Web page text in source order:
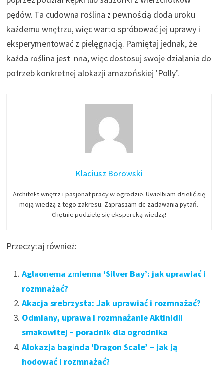
pędów. Ta cudowna roślina z pewnością doda uroku
każdemu wnętrzu, więc warto spróbować jej uprawy i
eksperymentować z pielęgnacją. Pamiętaj jednak, że
każda roślina jest inna, więc dostosuj swoje działania do
potrzeb konkretnej alokazji amazońskiej 'Polly’.
Kladiusz Borowski
Architekt wnętrz i pasjonat pracy w ogrodzie. Uwielbiam dzielić się
moją wiedzą z tego zakresu. Zapraszam do zadawania pytań.
Chętnie podzielę się ekspercką wiedzą!
Przeczytaj również:
Aglaonema zmienna 'Silver Bay’: jak uprawiać i
rozmnażać?
Akacja srebrzysta: Jak uprawiać i rozmnażać?
Odmiany, uprawa i rozmnażanie Aktinidii
smakowitej – poradnik dla ogrodnika
Alokazja baginda 'Dragon Scale’ – jak ją
hodować i rozmnażać?